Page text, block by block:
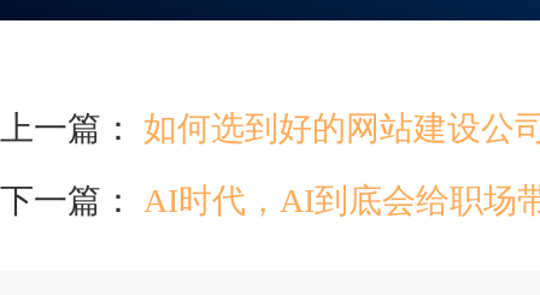
上一篇： 如何选到好的网站建设公
下一篇： AI时代，AI到底会给职场